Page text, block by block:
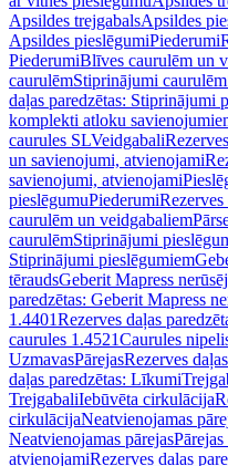
Apsildes trejgabalsApsildes
Apsildes pieslēgumiPiederumi
PiederumiBlīves caurulēm un
caurulēmStiprinājumi caurulēm
daļas paredzētas: Stiprinājumi
komplekti atloku
caurules SLVeidgabali
un savienojumi, atvienojami
savienojumi, atvienojami
pieslēgumuPiederumiRezerves
caurulēm un veidgabaliem
caurulēmStiprinājumi
Stiprinājumi pieslēgumiem
tēraudsGeberit Mapress
paredzētas: Geberit Mapress
1.4401Rezerves daļas
caurules 1.4521Caurules
UzmavasPārejasRezerves
daļas paredzētas: Līkumi
TrejgabaliIebūvēta cirkulācija
cirkulācijaNeatvienojamas
Neatvienojamas pārejas
atvienojamiRezerves daļas